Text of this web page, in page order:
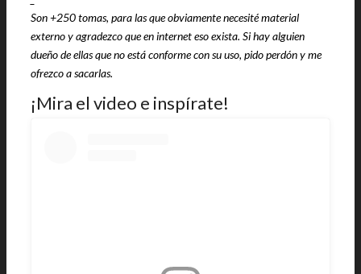
Son +250 tomas, para las que obviamente necesité material
externo y agradezco que en internet eso exista. Si hay alguien
dueño de ellas que no está conforme con su uso, pido perdón y me
ofrezco a sacarlas.
¡Mira el video e inspírate!